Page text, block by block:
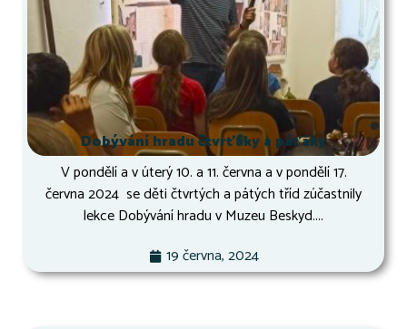
Dobývání hradu čtvrťáky a páťáky
V pondělí a v úterý 10. a 11. června a v pondělí 17.
června 2024 se děti čtvrtých a pátých tříd zúčastnily
lekce Dobývání hradu v Muzeu Beskyd....
19 června, 2024